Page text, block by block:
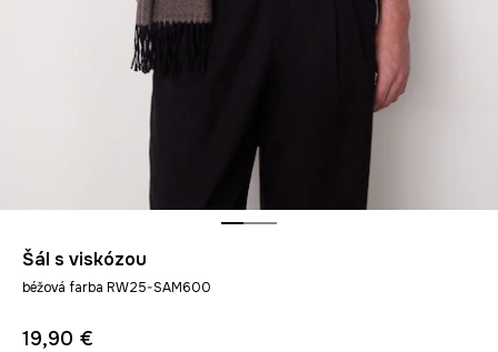
Šál s viskózou
béžová farba RW25-SAM600
19,90 €